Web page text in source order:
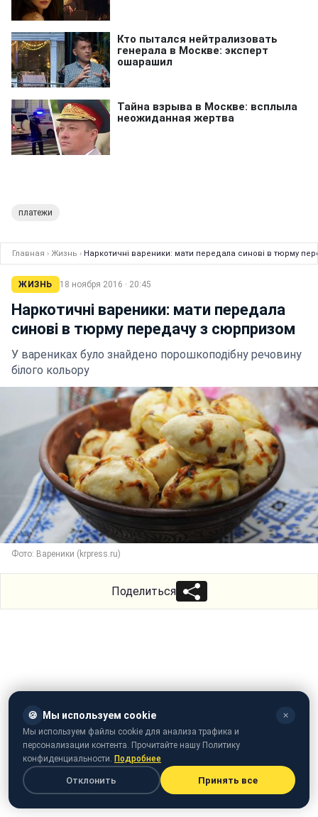
платежи
Главная › Жизнь › Наркотичні вареники: мати передала синові в тюрму
ЖИЗНЬ 18 ноября 2016 · 20:45
Наркотичні вареники: мати передала
синові в тюрму передачу з сюрпризом
У варениках було знайдено порошкоподібну речовину
білого кольору
Фото: Вареники (krpress.ru)
Поделиться
🍪 Мы используем cookie ✕
Мы используем файлы cookie для анализа трафика и
персонализации контента. Прочитайте нашу Политику
конфиденциальности. Подробнее
Отклонить Принять все